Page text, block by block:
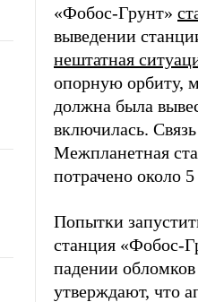
«Фобос-Грунт»
выведении
нештатная
опорную орбиту,
должна была
включилась.
Межпланетная
потрачено около
Попытки
станция «Фобос-
падении
утверждают, что